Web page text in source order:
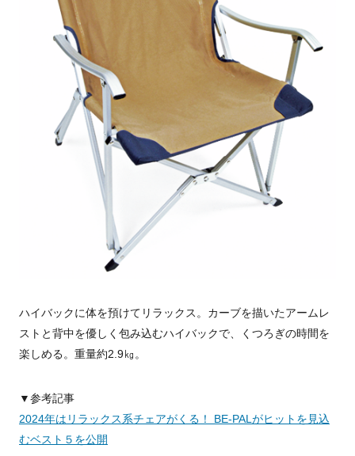
ハイバックに体を預けてリラックス。カーブを描いたアームレ
ストと背中を優しく包み込むハイバックで、くつろぎの時間を
楽しめる。重量約2.9㎏。
▼参考記事
2024年はリラックス系チェアがくる！ BE-PALがヒットを見込
むベスト５を公開